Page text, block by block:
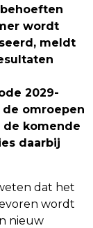
wordt
meldt
2029-
de omroepen
komende
daarbij
dat het
wordt
nieuw